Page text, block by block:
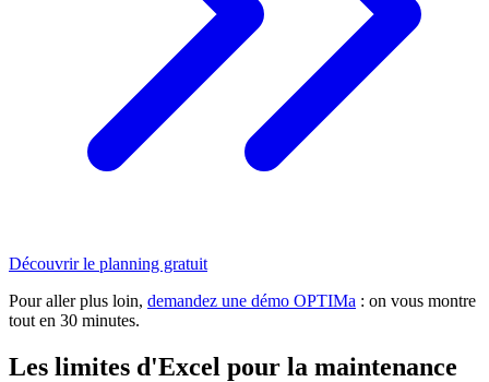
Découvrir le planning gratuit
Pour aller plus loin, demandez une démo OPTIMa : on vous montre
tout en 30 minutes.
Les limites d'Excel pour la maintenance